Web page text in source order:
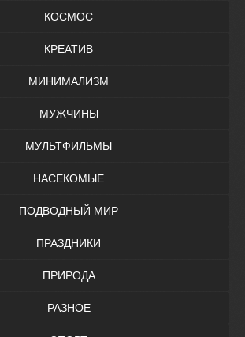
КОСМОС
КРЕАТИВ
МИНИМАЛИЗМ
МУЖЧИНЫ
МУЛЬТФИЛЬМЫ
НАСЕКОМЫЕ
ПОДВОДНЫЙ МИР
ПРАЗДНИКИ
ПРИРОДА
РАЗНОЕ